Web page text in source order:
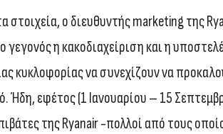
στοιχεία, ο διευθυντής marketing της
γεγονός η κακοδιαχείριση και η
κυκλοφορίας να συνεχίζουν να
Ήδη, εφέτος (1 Ιανουαρίου – 15
της Ryanair -πολλοί από τους